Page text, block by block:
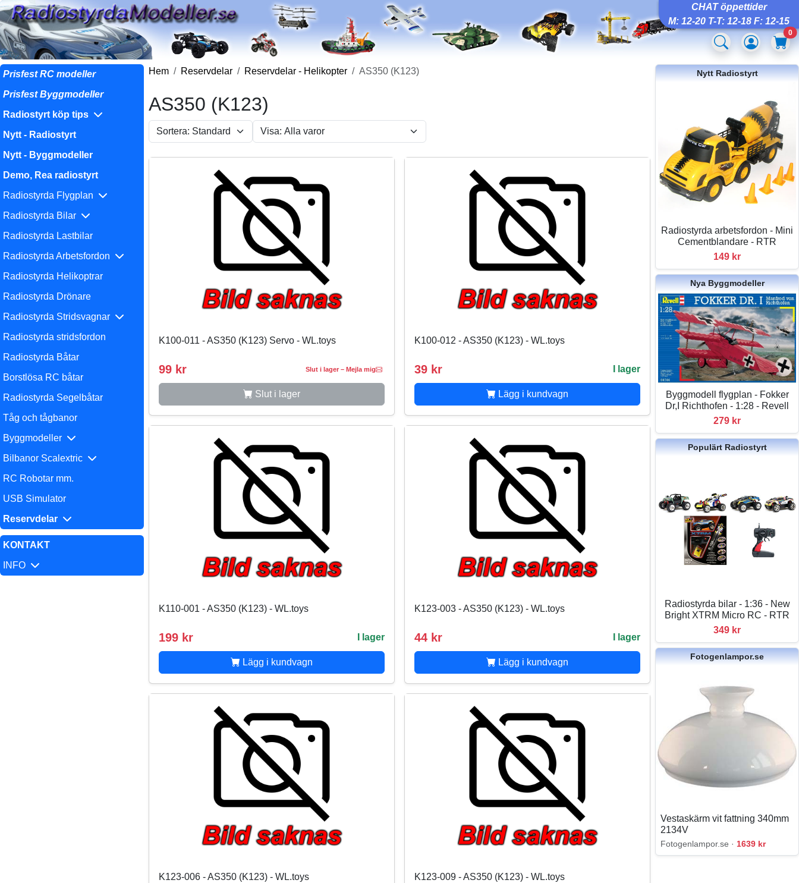
CHAT öppettider
M: 12-20 T-T: 12-18 F: 12-15
0
Prisfest RC modeller
Prisfest Byggmodeller
Radiostyrt köp tips
Nytt - Radiostyrt
Nytt - Byggmodeller
Demo, Rea radiostyrt
Radiostyrda Flygplan
Radiostyrda Bilar
Radiostyrda Lastbilar
Radiostyrda Arbetsfordon
Radiostyrda Helikoptrar
Radiostyrda Drönare
Radiostyrda Stridsvagnar
Radiostyrda stridsfordon
Radiostyrda Båtar
Borstlösa RC båtar
Radiostyrda Segelbåtar
Tåg och tågbanor
Byggmodeller
Bilbanor Scalextric
RC Robotar mm.
USB Simulator
Reservdelar
KONTAKT
INFO
Hem Reservdelar Reservdelar - Helikopter AS350 (K123)
AS350 (K123)
K100-011 - AS350 (K123) Servo - WL.toys
99 kr Slut i lager – Mejla mig
Slut i lager
K100-012 - AS350 (K123) - WL.toys
39 kr I lager
Lägg i kundvagn
K110-001 - AS350 (K123) - WL.toys
199 kr I lager
Lägg i kundvagn
K123-003 - AS350 (K123) - WL.toys
44 kr I lager
Lägg i kundvagn
K123-006 - AS350 (K123) - WL.toys K123-009 - AS350 (K123) - WL.toys
Nytt Radiostyrt
Radiostyrda arbetsfordon - Mini
Cementblandare - RTR
149 kr
Nya Byggmodeller
Byggmodell flygplan - Fokker
Dr,I Richthofen - 1:28 - Revell
279 kr
Populärt Radiostyrt
Radiostyrda bilar - 1:36 - New
Bright XTRM Micro RC - RTR
349 kr
Fotogenlampor.se
Vestaskärm vit fattning 340mm
2134V
Fotogenlampor.se ·1639 kr